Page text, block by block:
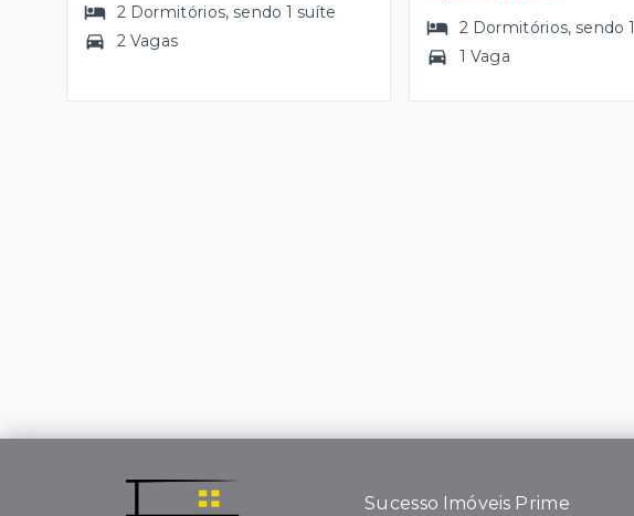
2 Dormitórios, sendo1 suíte
2 Vagas
2 Dormitórios, sendo1
1 Vaga
Sucesso Imóveis Prime